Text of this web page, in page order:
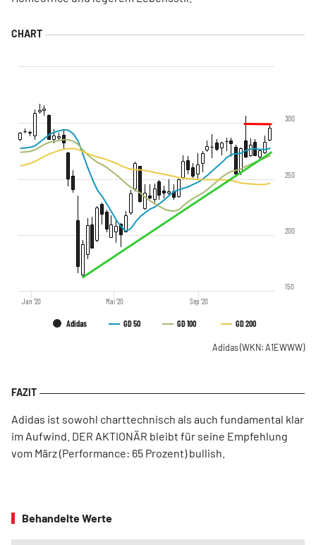
Adidas GD 50 GD 100 GD 200
Jan '20 Mai '20 Sep '20
150
200
250
300
Adidas(WKN: A1EWWW)
Adidas ist sowohl charttechnisch als auch fundamental klar
im Aufwind. DER AKTIONÄR bleibt für seine Empfehlung
vom März (Performance: 65 Prozent) bullish.
Behandelte Werte